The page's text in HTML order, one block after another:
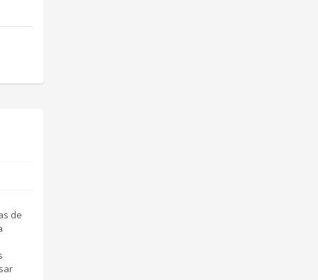
de